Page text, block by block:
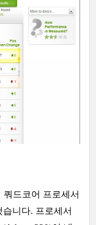
드코어 프로세서
니다. 프로세서